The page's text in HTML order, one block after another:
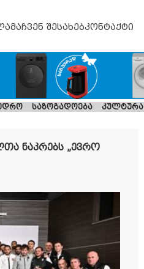
ჩვენ შესახებკონტაქტი
საზოგადოება კულტურა
ნაკრებს „ევრო